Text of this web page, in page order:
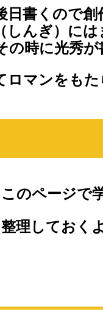
日書くので
しんぎ）に
の時に光秀
ロマンをも
このページで
整理しておく